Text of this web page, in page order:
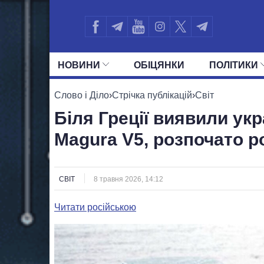
НОВИНИ ОБIЦЯНКИ ПОЛIТИКИ
УСІ ПОЛІТИКИ ПРЕЗИДЕНТ І ОФІС
Слово і Діло›Стрічка публікацій›Світ
Біля Греції виявили
Magura V5, розпочато
СВІТ 8 травня 2026, 14:12
Читати російською